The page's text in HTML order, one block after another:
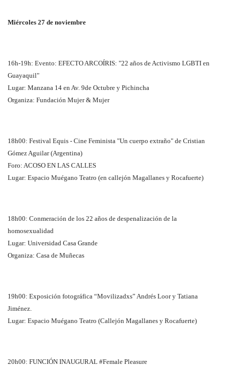
Miércoles 27 de noviembre
16h-19h: Evento: EFECTO ARCOÍRIS: "22 años de Activismo LGBTI en
Guayaquil"
Lugar: Manzana 14 en Av. 9de Octubre y Pichincha
Organiza: Fundación Mujer & Mujer
18h00: Festival Equis - Cine Feminista "Un cuerpo extraño" de Cristian
Gómez Aguilar (Argentina)
Foro: ACOSO EN LAS CALLES
Lugar: Espacio Muégano Teatro (en callejón Magallanes y Rocafuerte)
18h00: Conmeración de los 22 años de despenalización de la
homosexualidad
Lugar: Universidad Casa Grande
Organiza: Casa de Muñecas
19h00: Exposición fotográfica “Movilizadxs” Andrés Loor y Tatiana
Jiménez.
Lugar: Espacio Muégano Teatro (Callejón Magallanes y Rocafuerte)
20h00: FUNCIÓN INAUGURAL #Female Pleasure